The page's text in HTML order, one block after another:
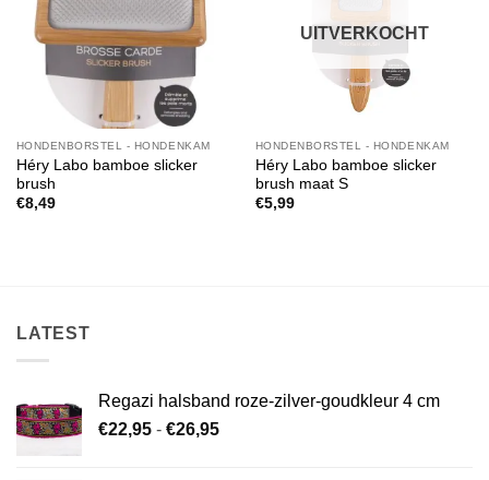
HONDENBORSTEL - HONDENKAM
Héry Labo bamboe slicker
brush
€8,49
UITVERKOCHT
HONDENBORSTEL - HONDENKAM
Héry Labo bamboe slicker
brush maat S
€5,99
LATEST
Regazi halsband roze-zilver-goudkleur 4 cm
€22,95 - €26,95Prijsklasse: